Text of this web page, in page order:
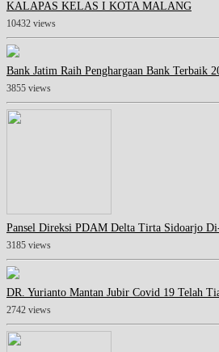
KALAPAS KELAS I KOTA MALANG
10432 views
Bank Jatim Raih Penghargaan Bank Terbaik
3855 views
Pansel Direksi PDAM Delta Tirta Sidoarjo
3185 views
DR. Yurianto Mantan Jubir Covid 19 Telah
2742 views